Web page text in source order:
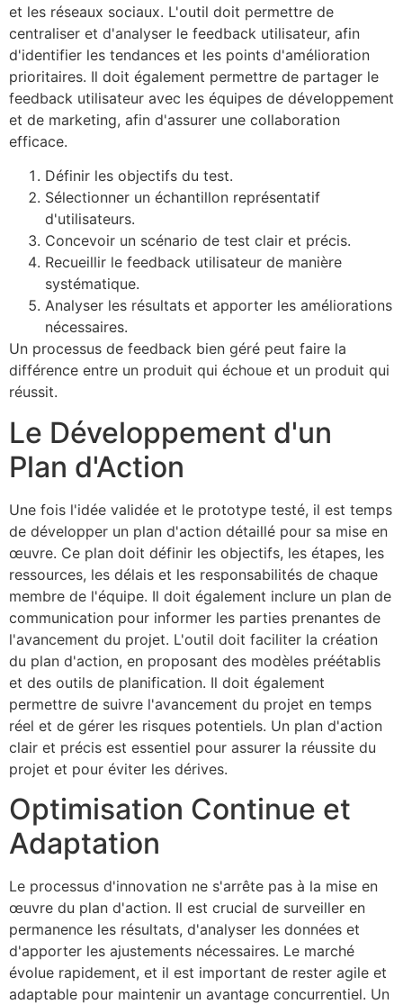
et les réseaux sociaux. L'outil doit permettre de
centraliser et d'analyser le feedback utilisateur, afin
d'identifier les tendances et les points d'amélioration
prioritaires. Il doit également permettre de partager le
feedback utilisateur avec les équipes de développement
et de marketing, afin d'assurer une collaboration
efficace.
Définir les objectifs du test.
Sélectionner un échantillon représentatif
d'utilisateurs.
Concevoir un scénario de test clair et précis.
Recueillir le feedback utilisateur de manière
systématique.
Analyser les résultats et apporter les améliorations
nécessaires.
Un processus de feedback bien géré peut faire la
différence entre un produit qui échoue et un produit qui
réussit.
Le Développement d'un
Plan d'Action
Une fois l'idée validée et le prototype testé, il est temps
de développer un plan d'action détaillé pour sa mise en
œuvre. Ce plan doit définir les objectifs, les étapes, les
ressources, les délais et les responsabilités de chaque
membre de l'équipe. Il doit également inclure un plan de
communication pour informer les parties prenantes de
l'avancement du projet. L'outil doit faciliter la création
du plan d'action, en proposant des modèles préétablis
et des outils de planification. Il doit également
permettre de suivre l'avancement du projet en temps
réel et de gérer les risques potentiels. Un plan d'action
clair et précis est essentiel pour assurer la réussite du
projet et pour éviter les dérives.
Optimisation Continue et
Adaptation
Le processus d'innovation ne s'arrête pas à la mise en
œuvre du plan d'action. Il est crucial de surveiller en
permanence les résultats, d'analyser les données et
d'apporter les ajustements nécessaires. Le marché
évolue rapidement, et il est important de rester agile et
adaptable pour maintenir un avantage concurrentiel. Un